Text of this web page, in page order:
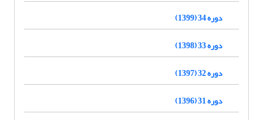
دوره 34 (1399)
دوره 33 (1398)
دوره 32 (1397)
دوره 31 (1396)